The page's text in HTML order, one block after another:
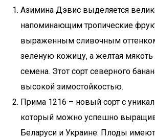
Азимина Дэвис выделяется
напоминающим тропические
выраженным сливочным
зеленую кожицу, а желтая
семена. Этот сорт северного
высокой зимостойкостью.
Прима 1216 – новый сорт с
который можно успешно
Беларуси и Украине. Плоды